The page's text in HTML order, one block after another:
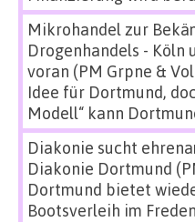
Mikrohandel zur
Drogenhandels - Köln
voran (PM Grpne &
Idee für Dortmund,
Modell“ kann
Diakonie sucht
Diakonie Dortmund
Dortmund bietet
Bootsverleih im